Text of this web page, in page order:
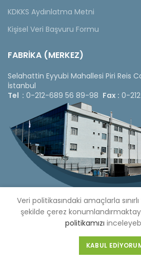
KDKKS Aydınlatma Metni
Kişisel Veri Başvuru Formu
FABRİKA (MERKEZ)
Selahattin Eyyubi Mahallesi Piri Reis
İstanbul
Tel : 0-212-689 56 89-98 Fax : 0-
Copyright © 2020 Çetinkaya Pano |
Listesi
Veri politikasındaki amaçlarla
şekilde çerez
politikamızı
KABUL